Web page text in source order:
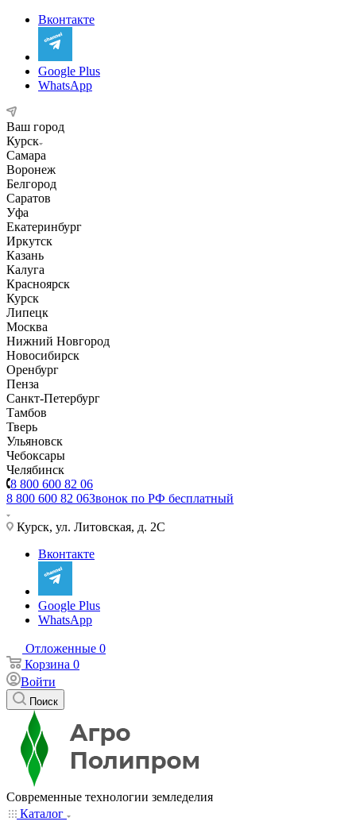
Вконтакте
Google Plus
WhatsApp
Ваш город
Курск
Самара
Воронеж
Белгород
Саратов
Уфа
Екатеринбург
Иркутск
Казань
Калуга
Красноярск
Курск
Липецк
Москва
Нижний Новгород
Новосибирск
Оренбург
Пенза
Санкт-Петербург
Тамбов
Тверь
Ульяновск
Чебоксары
Челябинск
8 800 600 82 06
8 800 600 82 06Звонок по РФ бесплатный
Курск, ул. Литовская, д. 2С
Вконтакте
Google Plus
WhatsApp
Отложенные 0
Корзина 0
Войти
Поиск
Современные технологии земледелия
Каталог